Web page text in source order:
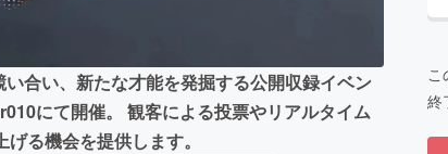
合い、新たな才能を発掘する公開収録イベン
にて開催。 観客による投票やリアルタイム
る機会を提供します。
こ
終